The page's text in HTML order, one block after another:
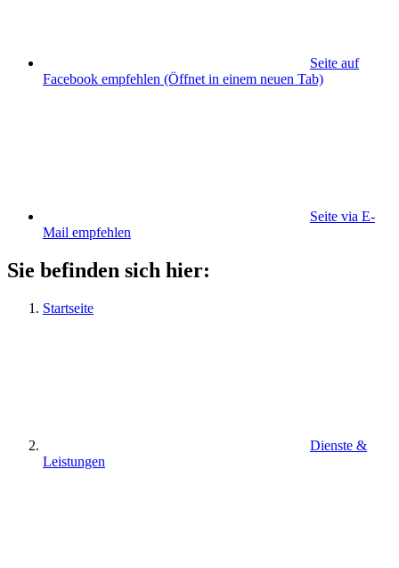
Seite auf
Facebook empfehlen (Öffnet in einem neuen Tab)
Seite via E-
Mail empfehlen
Sie befinden sich hier:
Startseite
Dienste &
Leistungen